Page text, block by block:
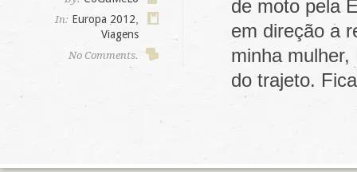
In: Europa 2012
Viagens
No Comments.
de moto pela
em direção a
minha
do trajeto.